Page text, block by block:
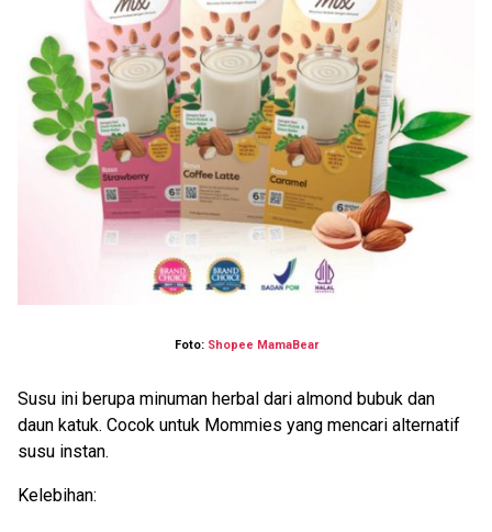
Foto: Shopee MamaBear
Susu ini berupa minuman herbal dari almond bubuk dan
daun katuk. Cocok untuk Mommies yang mencari alternatif
susu instan.
Kelebihan: